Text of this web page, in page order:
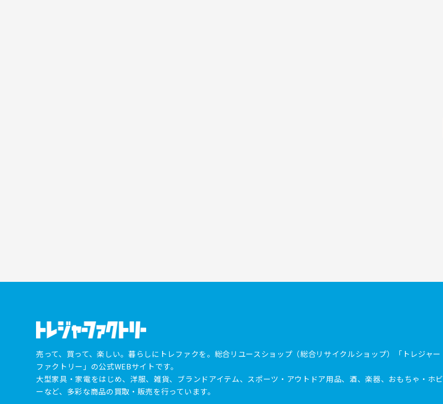
売って、買って、楽しい。暮らしにトレファクを。総合リユースショップ（総合リサイクルショップ）「トレジャー
ファクトリー」の公式WEBサイトです。
大型家具・家電をはじめ、洋服、雑貨、ブランドアイテム、スポーツ・アウトドア用品、酒、楽器、おもちゃ・ホビ
ーなど、多彩な商品の買取・販売を行っています。